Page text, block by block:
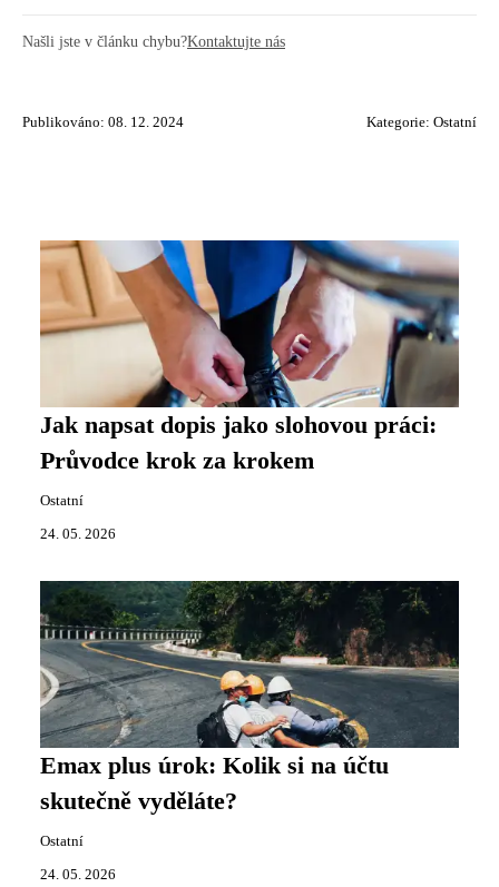
Našli jste v článku chybu?Kontaktujte nás
Publikováno: 08. 12. 2024 Kategorie: Ostatní
Jak napsat dopis jako slohovou práci:
Průvodce krok za krokem
Ostatní
24. 05. 2026
Emax plus úrok: Kolik si na účtu
skutečně vyděláte?
Ostatní
24. 05. 2026